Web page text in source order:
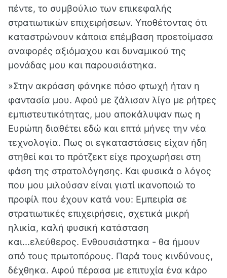
πέντε, το συμβούλιο των επικεφαλής
στρατιωτικών επιχειρήσεων. Υποθέτοντας ότι
καταστρώνουν κάποια επέμβαση προετοίμασα
αναφορές αξιόμαχου και δυναμικού της
μονάδας μου και παρουσιάστηκα.
»Στην ακρόαση φάνηκε πόσο φτωχή ήταν η
φαντασία μου. Αφού με ζάλισαν λίγο με ρήτρες
εμπιστευτικότητας, μου αποκάλυψαν πως η
Ευρώπη διαθέτει εδώ και επτά μήνες την νέα
τεχνολογία. Πως οι εγκαταστάσεις είχαν ήδη
στηθεί και το πρότζεκτ είχε προχωρήσει στη
φάση της στρατολόγησης. Και φυσικά ο λόγος
που μου μιλούσαν είναι γιατί ικανοποιώ το
προφίλ που έχουν κατά νου: Εμπειρία σε
στρατιωτικές επιχειρήσεις, σχετικά μικρή
ηλικία, καλή φυσική κατάσταση
και...ελεύθερος. Ενθουσιάστηκα - θα ήμουν
από τους πρωτοπόρους. Παρά τους κινδύνους,
δέχθηκα. Αφού πέρασα με επιτυχία ένα κάρο